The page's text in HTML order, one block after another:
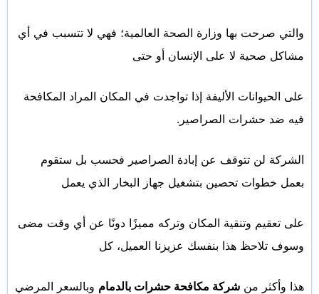
والتي صرحت بها وزارة الصحة العالمية؛ فهي لا تتسبب في أي
مشاكل صحية لا على الإنسان أو حتى
على الحيوانات الأليفة إذا تواجدت في المكان المراد المكافحة
فيه ضد حشرات الصراصير.
الشركة لن تتوقف عن إبادة الصراصير فحسب بل ستقوم
بعمل خطوات تحصين بتشغيل جهاز البخار الذي يعمل
على تعقيم وتنقية المكان وتركه مميزًا دونًا عن أي وقت مضى
وسوف تلاحظ هذا بنفسك عزيزنا العميل، كل
هذا وأكثر من شركة مكافحة حشرات بالدمام وبالسعر المرضي